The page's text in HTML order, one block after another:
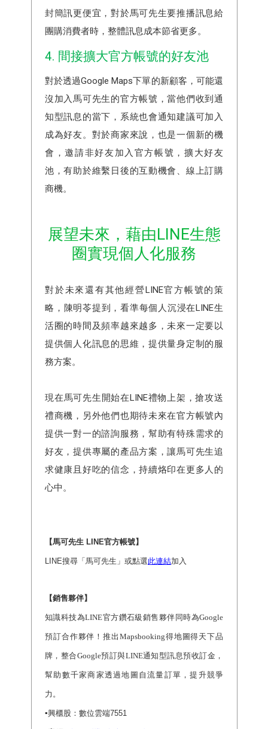
封簡訊更便宜，對於馬可先生要推播訊息給
團購消費者時，整體訊息成本節省更多。
4. 間接擴大官方帳號的好友池
對於透過Google Maps下單的新顧客，可能還
沒加入馬可先生的官方帳號，當他們收到通
知型訊息的當下，系統也會通知建議可加入
成為好友。對於商家來說，也是一個新的機
會，邀請非好友加入官方帳號，擴大好友
池，有助於維繫日後的互動機會、線上訂購
商機。
展望未來，藉由LINE生態
圈實現個人化服務
對於未來還有其他經營LINE官方帳號的策
略，陳明苓提到，看準每個人沉浸在LINE生
活圈的時間及頻率越來越多，未來一定要以
提供個人化訊息的思維，提供量身定制的服
務方案。
現在馬可先生開始在LINE禮物上架，搶攻送
禮商機，另外他們也期待未來在官方帳號內
提供一對一的諮詢服務，幫助有特殊需求的
好友，提供專屬的產品方案，讓馬可先生追
求健康且好吃的信念，持續烙印在更多人的
心中。
【馬可先生 LINE官方帳號】
LINE搜尋「馬可先生」或點選此連結加入
【銷售夥伴】
知識科技為LINE官方鑽石級銷售夥伴同時為Google
預訂合作夥伴！推出 Mapsbooking得地圖得天下品
牌，整合Google預訂與LINE通知型訊息預收訂金，
幫助數千家商家透過地圖自流量訂單，提升競爭
力。
▪️興櫃股：數位雲端7551